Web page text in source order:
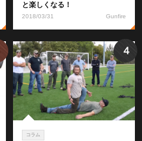
と楽しくなる！
2018/03/31 Gunfire
コラム
4